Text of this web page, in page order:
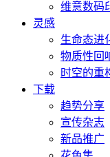
维意数码
灵感
生命态进
物质性回
时空的重
下载
趋势分享
宣传杂志
新品推广